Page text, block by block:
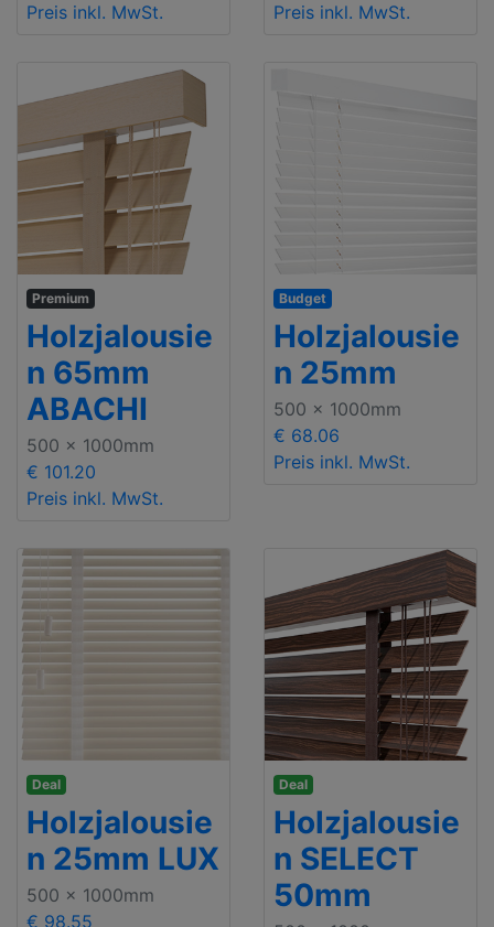
Preis inkl. MwSt.
Preis inkl. MwSt.
Premium
Holzjalousie
n 65mm
ABACHI
500 x 1000mm
€ 101.20
Preis inkl. MwSt.
Budget
Holzjalousie
n 25mm
500 x 1000mm
€ 68.06
Preis inkl. MwSt.
Deal
Holzjalousie
n 25mm LUX
500 x 1000mm
€ 98.55
Deal
Holzjalousie
n SELECT
50mm